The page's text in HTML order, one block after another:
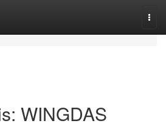
WINGDAS